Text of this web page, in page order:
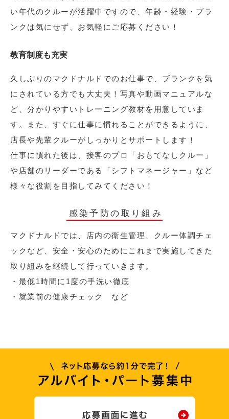
い年代のクルーが活躍中ですので、年齢・経験・ブラ
ンクは気にせず、お気軽にご応募ください！
教育制度も充実
久しぶりのマクドナルドでのお仕事で、ブランクを気
にされている方でも大丈夫！写真や動画マニュアルな
ど、分かりやすいトレーニング教材を用意していま
す。また、すぐに仕事に慣れることができるように、
店長や先輩クルーがしっかりとサポートします！
仕事に慣れた後は、接客のプロ「おもてなしクルー」
や店舗のリーダーである「シフトマネージャー」など
様々な役割を目指してみてください！
感染予防の取り組み
マクドナルドでは、店内の衛生管理、クルー体調チェ
ックなど、安全・安心のためにこれまで実施してきた
取り組みを継続して行っていきます。
・最低1時間に1度の手洗い徹底
・就業前の健康チェック など